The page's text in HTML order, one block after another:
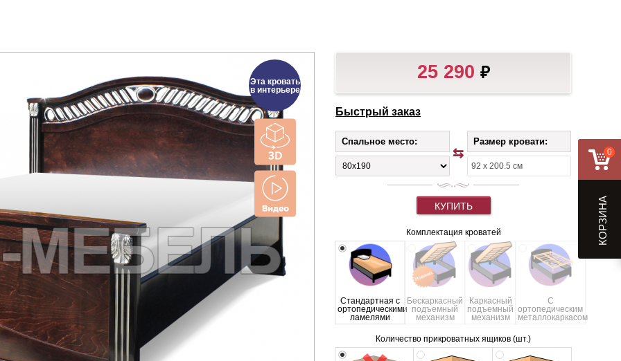
Эта кровать
в интерьере
25 290 ₽
Быстрый заказ
Спальное место: Размер кровати:
КУПИТЬ
Комплектация кроватей
Стандартная с
ортопедическими
ламелями
Бескаркасный
подъемный
механизм
Каркасный
подъемный
механизм
С
ортопедическим
металлокаркасом
Количество прикроватных ящиков (шт.)
0
КОРЗИНА